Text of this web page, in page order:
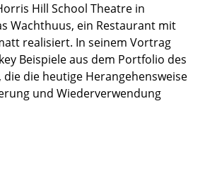
Hill School Theatre in
Wachthuus, ein Restaurant mit
realisiert. In seinem Vortrag
Beispiele aus dem Portfolio des
die heutige Herangehensweise
und Wiederverwendung